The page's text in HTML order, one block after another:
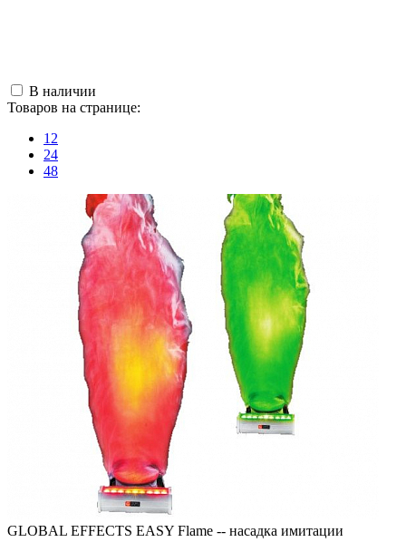
В наличии
Товаров на странице:
12
24
48
GLOBAL EFFECTS EASY Flame -- насадка имитации